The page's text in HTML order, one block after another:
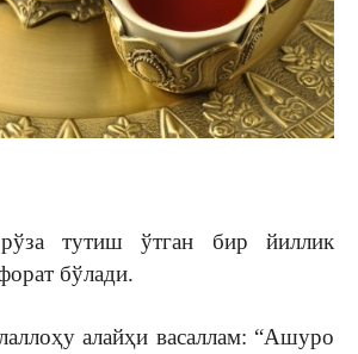
тутиш ўтган бир йиллик
бўлади.
алайҳи васаллам: “Ашуро